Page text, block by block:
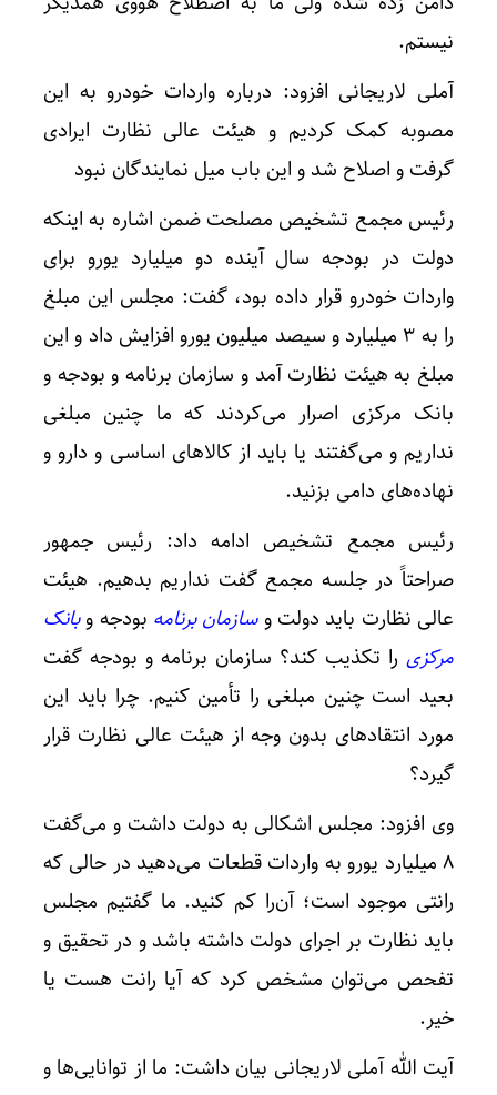
نیستم.
آملی لاریجانی افزود: درباره واردات خودرو به این
مصوبه کمک کردیم و هیئت عالی نظارت ایرادی
گرفت و اصلاح شد و این باب میل نمایندگان نبود
رئیس مجمع تشخیص مصلحت ضمن اشاره به اینکه
دولت در بودجه سال آینده دو میلیارد یورو برای
واردات خودرو قرار داده بود، گفت: مجلس این مبلغ
را به ۳ میلیارد و سیصد میلیون یورو افزایش داد و این
مبلغ به هیئت نظارت آمد و سازمان برنامه و بودجه و
بانک مرکزی اصرار می‌کردند که ما چنین مبلغی
نداریم و می‌گفتند یا باید از کالاهای اساسی و دارو و
نهاده‌های دامی بزنید.‌
رئیس مجمع تشخیص ادامه داد: رئیس جمهور
صراحتاً در جلسه مجمع گفت نداریم بدهیم. هیئت
عالی نظارت باید دولت وسازمان برنامه بودجه وبانک
مرکزی را تکذیب کند؟ سازمان برنامه و بودجه گفت
بعید است چنین مبلغی را تأمین کنیم. چرا باید این
مورد انتقادهای بدون وجه از هیئت عالی نظارت قرار
گیرد؟
وی افزود: مجلس اشکالی به دولت داشت و می‌گفت
۸ میلیارد یورو به واردات قطعات می‌دهید در حالی که
رانتی موجود است؛ آن‌را کم کنید. ما گفتیم مجلس
باید نظارت بر اجرای دولت داشته باشد و در تحقیق و
تفحص می‌توان مشخص کرد که آیا رانت هست یا
خیر.
آیت الله آملی لاریجانی بیان داشت: ما از توانایی‌ها و